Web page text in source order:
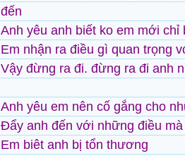
đến
Anh yêu anh biết ko em mới chỉ
Em nhận ra điều gì quan trọng
Vậy đừng ra đi. đừng ra đi anh
Anh yêu em nên cố gắng cho
Đẩy anh đến với những điều
Em biêt anh bị tổn thương